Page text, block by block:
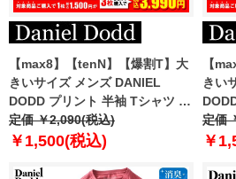
【max8】【tenN】【爆割T】大
きいサイズ メンズ DANIEL
DODD プリント 半袖 Tシャツ 全
6色 azt-2502pt6 【t2501】
定価 ￥2,090(税込)
￥1,500(税込)
【
きい
8色
定価
￥